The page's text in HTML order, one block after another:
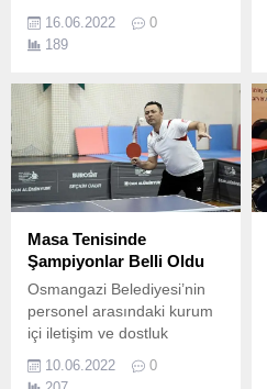
16.06.2022
0
189
Masa Tenisinde
Şampiyonlar Belli Oldu
Osmangazi Belediyesi’nin
personel arasındaki kurum
içi iletişim ve dostluk
bağlarını güçlendirmek,
çalışanları spor yapmaya
10.06.2022
0